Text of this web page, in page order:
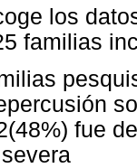
los
familias
fue